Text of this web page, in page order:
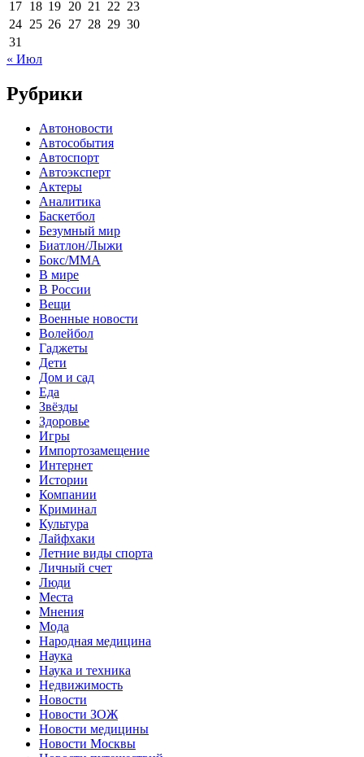
17 18 19 20 21 22 23
24 25 26 27 28 29 30
31
« Июл
Рубрики
Автоновости
Автособытия
Автоспорт
Автоэксперт
Актеры
Аналитика
Баскетбол
Безумный мир
Биатлон/Лыжи
Бокс/MMA
В мире
В России
Вещи
Военные новости
Волейбол
Гаджеты
Дети
Дом и сад
Еда
Звёзды
Здоровье
Игры
Импортозамещение
Интернет
Истории
Компании
Криминал
Культура
Лайфхаки
Летние виды спорта
Личный счет
Люди
Места
Мнения
Мода
Народная медицина
Наука
Наука и техника
Недвижимость
Новости
Новости ЗОЖ
Новости медицины
Новости Москвы